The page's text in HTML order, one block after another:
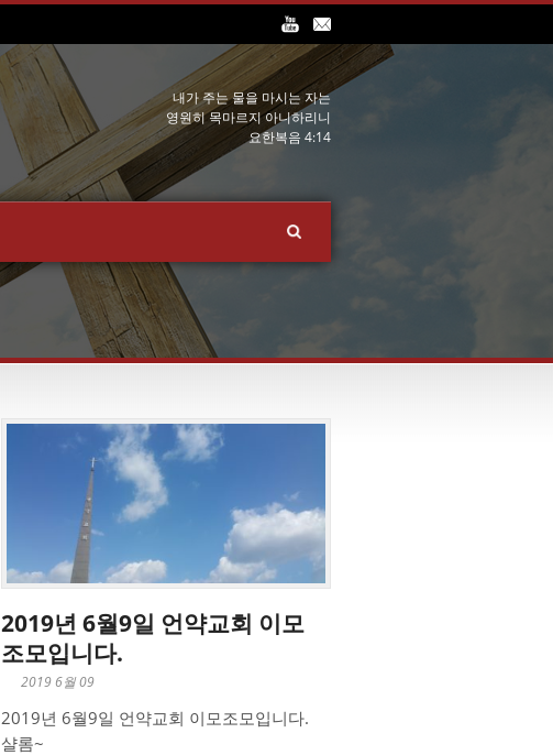
내가 주는 물을 마시는 자는
영원히 목마르지 아니하리니
요한복음 4:14
2019년 6월9일 언약교회 이모
조모입니다.
2019 6월 09
2019년 6월9일 언약교회 이모조모입니다.
샬롬~